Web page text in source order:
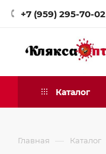
+7 (959) 295-70-02
Каталог
Главная — Каталог